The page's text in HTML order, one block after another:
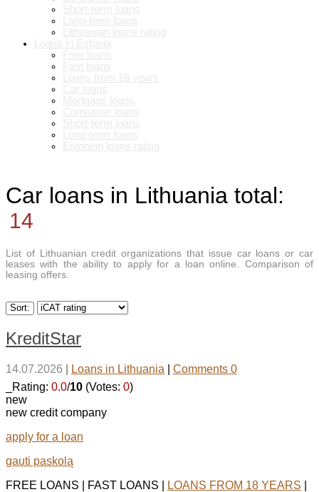
Car loans in Lithuania total:
14
List of Lithuanian credit organizations that issue car loans or car
leases with the ability to apply for a loan online. Comparison of
leasing offers.
Sort:
KreditStar
14.07.2026 Loans in Lithuania
Comments 0
_Rating: 0.0/10 (Votes: 0)
new
new credit company
apply for a loan
gauti paskolą
FREE LOANS | FAST LOANS |
LOANS FROM 18 YEARS